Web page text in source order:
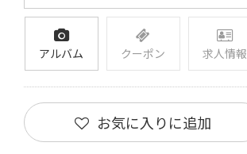
アルバム クーポン 求人情報
お気に入りに追加